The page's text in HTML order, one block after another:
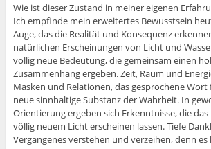
Wie ist dieser Zustand in meiner eigenen
Ich empfinde mein erweitertes Bewusstsein
Auge, das die Realität und Konsequenz
natürlichen Erscheinungen von Licht und
völlig neue Bedeutung, die gemeinsam einen
Zusammenhang ergeben. Zeit, Raum und
Masken und Relationen, das gesprochene
neue sinnhaltige Substanz der Wahrheit. In
Orientierung ergeben sich Erkenntnisse, die
völlig neuem Licht erscheinen lassen. Tiefe
Vergangenes verstehen und verzeihen, denn